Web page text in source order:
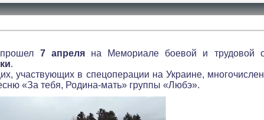
7 апреляна Мемориале боевой и трудовой
.
участвующих в спецоперации на Украине,
«За тебя, Родина-мать» группы «Любэ».